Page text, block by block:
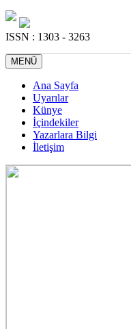
ISSN : 1303 - 3263
MENÜ
Ana Sayfa
Uyarılar
Künye
İçindekiler
Yazarlara Bilgi
İletişim